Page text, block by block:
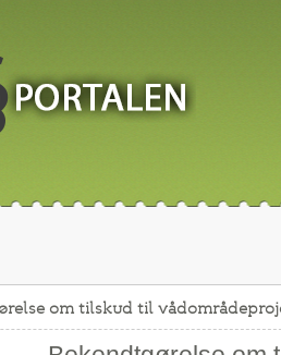
om tilskud til